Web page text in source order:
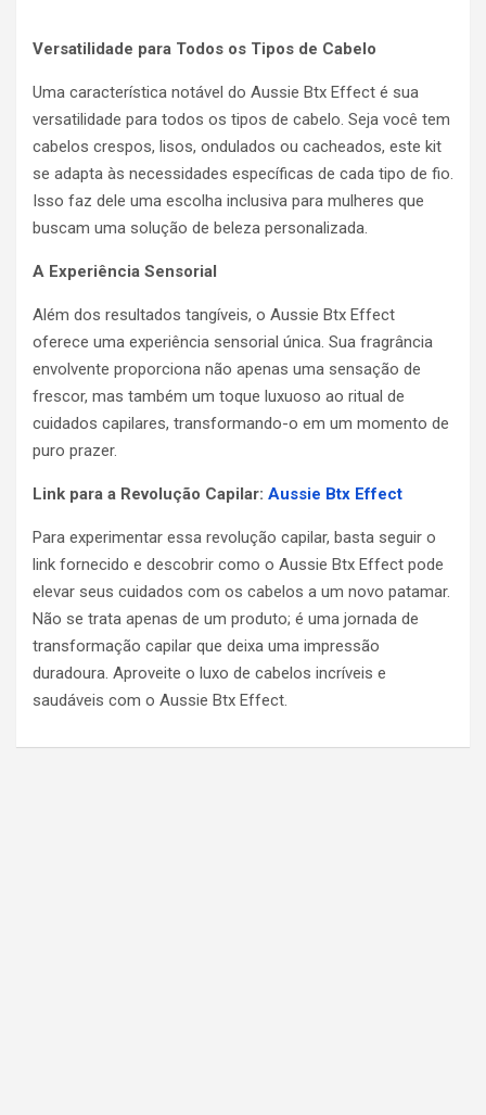
Versatilidade para Todos os Tipos de Cabelo
Uma característica notável do Aussie Btx Effect é sua
versatilidade para todos os tipos de cabelo. Seja você tem
cabelos crespos, lisos, ondulados ou cacheados, este kit
se adapta às necessidades específicas de cada tipo de fio.
Isso faz dele uma escolha inclusiva para mulheres que
buscam uma solução de beleza personalizada.
A Experiência Sensorial
Além dos resultados tangíveis, o Aussie Btx Effect
oferece uma experiência sensorial única. Sua fragrância
envolvente proporciona não apenas uma sensação de
frescor, mas também um toque luxuoso ao ritual de
cuidados capilares, transformando-o em um momento de
puro prazer.
Link para a Revolução Capilar: Aussie Btx Effect
Para experimentar essa revolução capilar, basta seguir o
link fornecido e descobrir como o Aussie Btx Effect pode
elevar seus cuidados com os cabelos a um novo patamar.
Não se trata apenas de um produto; é uma jornada de
transformação capilar que deixa uma impressão
duradoura. Aproveite o luxo de cabelos incríveis e
saudáveis com o Aussie Btx Effect.